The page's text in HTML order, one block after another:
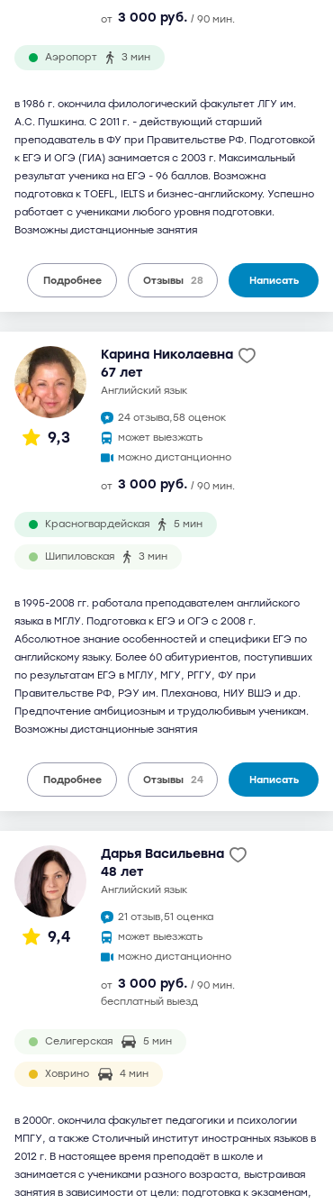
от 3 000 руб. / 90 мин.
Аэропорт 3 мин
в 1986 г. окончила филологический факультет ЛГУ им.
А.С. Пушкина. С 2011 г. - действующий старший
преподаватель в ФУ при Правительстве РФ. Подготовкой
к ЕГЭ И ОГЭ (ГИА) занимается с 2003 г. Максимальный
результат ученика на ЕГЭ - 96 баллов. Возможна
подготовка к TOEFL, IELTS и бизнес-английскому. Успешно
работает с учениками любого уровня подготовки.
Возможны дистанционные занятия
Подробнее Отзывы 28 Написать
9,3
Карина Николаевна
67 лет
английский язык
24 отзыва,58 оценок
может выезжать
можно дистанционно
от 3 000 руб. / 90 мин.
Красногвардейская 5 мин
Шипиловская 3 мин
в 1995-2008 гг. работала преподавателем английского
языка в МГЛУ. Подготовка к ЕГЭ и ОГЭ с 2008 г.
Абсолютное знание особенностей и специфики ЕГЭ по
английскому языку. Более 60 абитуриентов, поступивших
по результатам ЕГЭ в МГЛУ, МГУ, РГГУ, ФУ при
Правительстве РФ, РЭУ им. Плеханова, НИУ ВШЭ и др.
Предпочтение амбициозным и трудолюбивым ученикам.
Возможны дистанционные занятия
Подробнее Отзывы 24 Написать
9,4
Дарья Васильевна
48 лет
английский язык
21 отзыв,51 оценка
может выезжать
можно дистанционно
от 3 000 руб. / 90 мин.
бесплатный выезд
Селигерская 5 мин
Ховрино 4 мин
в 2000г. окончила факультет педагогики и психологии
МПГУ, а также Столичный институт иностранных языков в
2012 г. В настоящее время преподаёт в школе и
занимается с учениками разного возраста, выстраивая
занятия в зависимости от цели: подготовка к экзаменам,